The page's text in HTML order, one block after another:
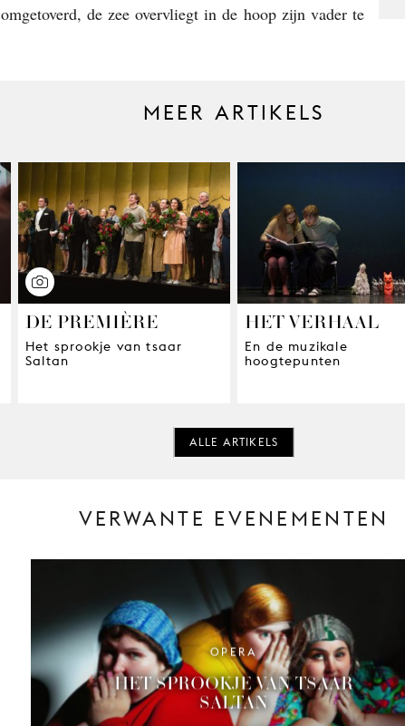
de zee overvliegt in de hoop zijn vader te
MEER ARTIKELS
DE PREMIÈRE
Het sprookje van tsaar
Saltan
HET VERHAAL
En de muzikale
hoogtepunten
ALLE ARTIKELS
VERWANTE EVENEMENTEN
OPERA
HET SPROOKJE VAN TSAAR
SALTAN